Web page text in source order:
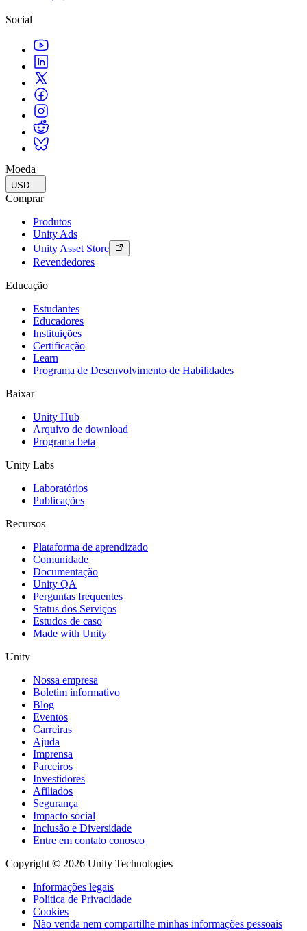
Social
Moeda
USD
Comprar
Produtos
Unity Ads
Unity Asset Store
Revendedores
Educação
Estudantes
Educadores
Instituições
Certificação
Learn
Programa de Desenvolvimento de Habilidades
Baixar
Unity Hub
Arquivo de download
Programa beta
Unity Labs
Laboratórios
Publicações
Recursos
Plataforma de aprendizado
Comunidade
Documentação
Unity QA
Perguntas frequentes
Status dos Serviços
Estudos de caso
Made with Unity
Unity
Nossa empresa
Boletim informativo
Blog
Eventos
Carreiras
Ajuda
Imprensa
Parceiros
Investidores
Afiliados
Segurança
Impacto social
Inclusão e Diversidade
Entre em contato conosco
Copyright © 2026 Unity Technologies
Informações legais
Política de Privacidade
Cookies
Não venda nem compartilhe minhas informações pessoais